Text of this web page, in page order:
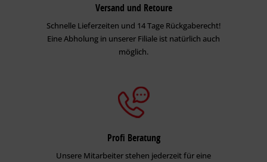
Versand und Retoure
Schnelle Lieferzeiten und 14 Tage Rückgaberecht!
Eine Abholung in unserer Filiale ist natürlich auch
möglich.
Profi Beratung
Unsere Mitarbeiter stehen jederzeit für eine